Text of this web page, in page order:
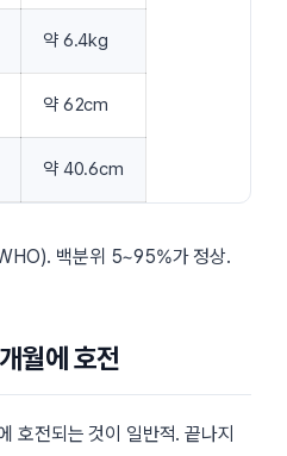
약 6.4kg
약 62cm
약 40.6cm
백분위 5~95%가 정상.
월에 호전
호전되는 것이 일반적. 끝나지